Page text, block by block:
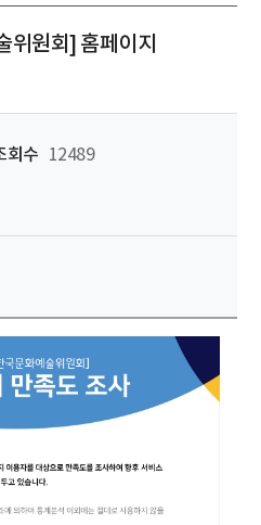
위원회] 홈페이지
회수
12489